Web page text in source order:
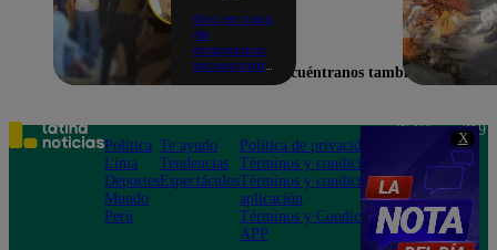
X
Giro en caso
de
empresario
secuestrado
cuentas
Encuéntranos también en
Política
Lima
Deportes
Mundo
Perú
Te ayudo
Tendencias
Espectáculos
Política de privacidad
Términos y condiciones
Términos y condiciones
aplicación
Términos y Condiciones
APP
Teléfono: 219
Av. San
Felipe 968
Jesús María